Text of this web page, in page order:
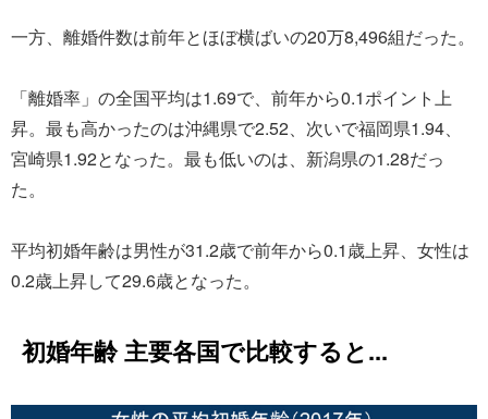
一方、離婚件数は前年とほぼ横ばいの20万8,496組だった。
「離婚率」の全国平均は1.69で、前年から0.1ポイント上
昇。最も高かったのは沖縄県で2.52、次いで福岡県1.94、
宮崎県1.92となった。最も低いのは、新潟県の1.28だっ
た。
平均初婚年齢は男性が31.2歳で前年から0.1歳上昇、女性は
0.2歳上昇して29.6歳となった。
初婚年齢 主要各国で比較すると...